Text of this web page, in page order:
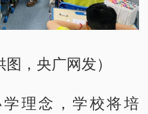
图，央广网发）
理念，学校将培